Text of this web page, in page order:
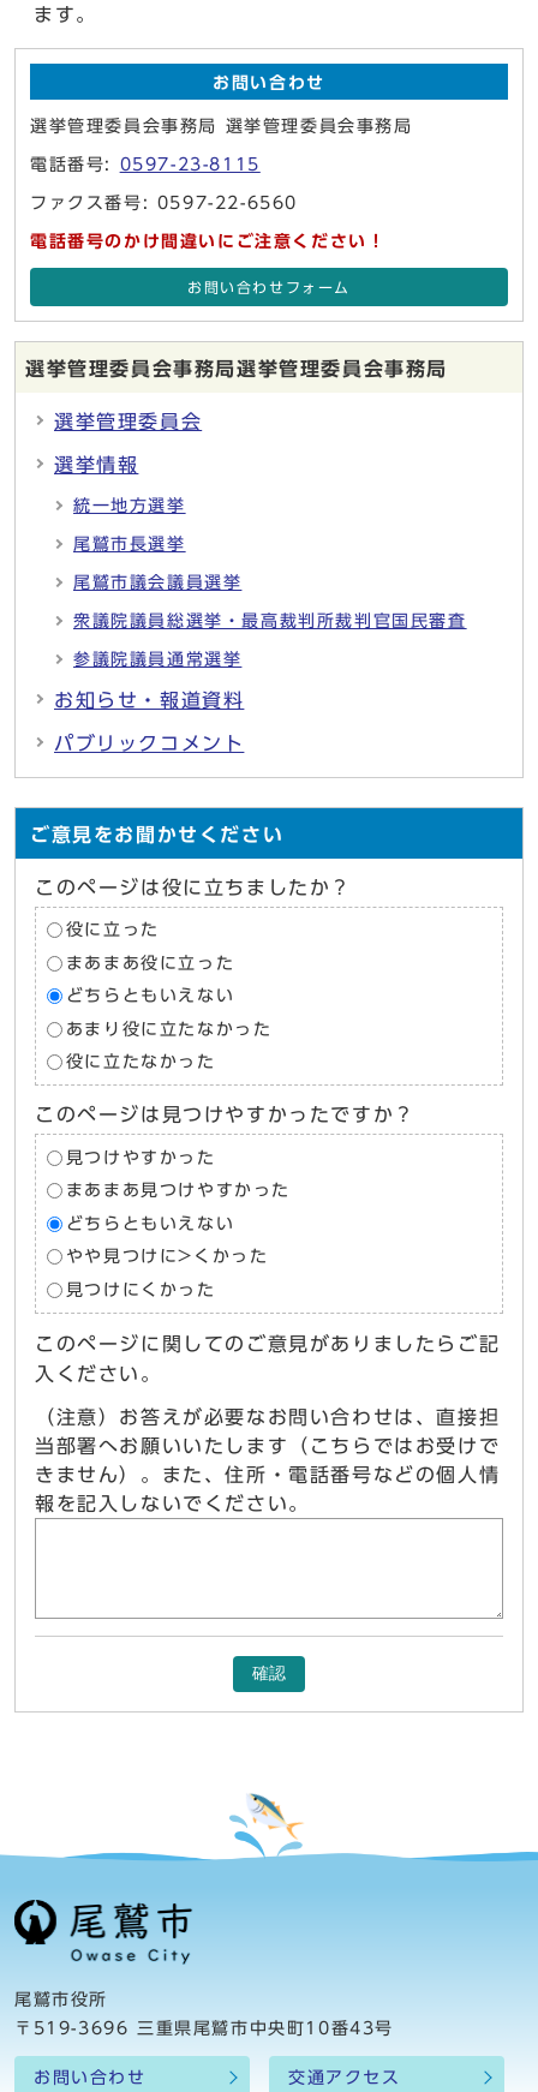
ます。
お問い合わせ
選挙管理委員会事務局 選挙管理委員会事務局
電話番号: 0597-23-8115
ファクス番号: 0597-22-6560
電話番号のかけ間違いにご注意ください！
お問い合わせフォーム
選挙管理委員会事務局選挙管理委員会事務局
選挙管理委員会
選挙情報
統一地方選挙
尾鷲市長選挙
尾鷲市議会議員選挙
衆議院議員総選挙・最高裁判所裁判官国民審査
参議院議員通常選挙
お知らせ・報道資料
パブリックコメント
ご意見をお聞かせください
このページは役に立ちましたか？
役に立った
まあまあ役に立った
どちらともいえない
あまり役に立たなかった
役に立たなかった
このページは見つけやすかったですか？
見つけやすかった
まあまあ見つけやすかった
どちらともいえない
やや見つけに>くかった
見つけにくかった
このページに関してのご意見がありましたらご記
入ください。
（注意）お答えが必要なお問い合わせは、直接担
当部署へお願いいたします（こちらではお受けで
きません）。また、住所・電話番号などの個人情
報を記入しないでください。
確認
尾鷲市役所
〒519-3696 三重県尾鷲市中央町10番43号
お問い合わせ 交通アクセス